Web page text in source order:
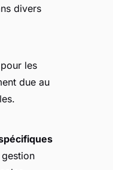
divers
les
due au